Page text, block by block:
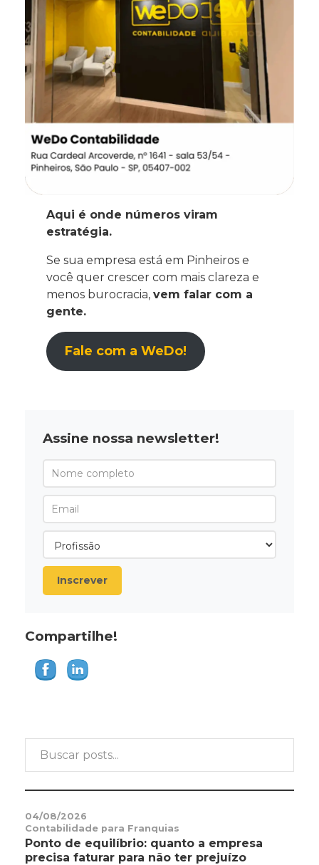
Aqui é onde números viram
estratégia.
Se sua empresa está em Pinheiros e
você quer crescer com mais clareza e
menos burocracia,vem falar com a
gente.
Fale com a WeDo!
Assine nossa newsletter!
Inscrever
Compartilhe!
04/08/2026
Contabilidade para Franquias
Ponto de equilíbrio: quanto a empresa
precisa faturar para não ter prejuízo